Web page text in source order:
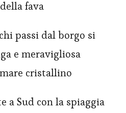
passi dal borgo si
e meravigliosa
cristallino
a Sud con la spiaggia